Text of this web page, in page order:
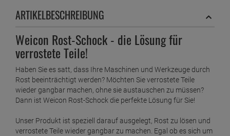
ARTIKELBESCHREIBUNG
Weicon Rost-Schock - die Lösung für
verrostete Teile!
Haben Sie es satt, dass Ihre Maschinen und Werkzeuge durch
Rost beeinträchtigt werden? Möchten Sie verrostete Teile
wieder gangbar machen, ohne sie austauschen zu müssen?
Dann ist Weicon Rost-Schock die perfekte Lösung für Sie!
Unser Produkt ist speziell darauf ausgelegt, Rost zu lösen und
verrostete Teile wieder gangbar zu machen. Egal ob es sich um